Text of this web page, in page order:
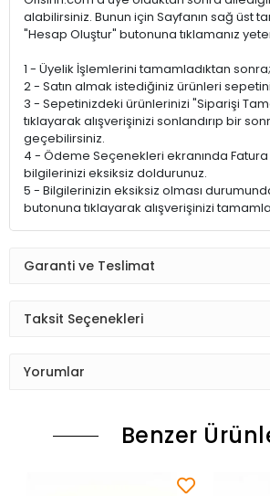
alabilirsiniz. Bunun için Sayfanın sağ üst
"Hesap Oluştur" butonuna tıklamanız
1 - Üyelik İşlemlerini tamamladıktan sonra;
2 - Satın almak istediğiniz ürünleri
3 - Sepetinizdeki ürünlerinizi "Siparişi
tıklayarak alışverişinizi sonlandırıp bir
geçebilirsiniz.
4 - Ödeme Seçenekleri ekranında
bilgilerinizi eksiksiz doldurunuz.
5 - Bilgilerinizin eksiksiz olması
butonuna tıklayarak alışverişinizi
Garanti ve Teslimat
Taksit Seçenekleri
Yorumlar
Benzer